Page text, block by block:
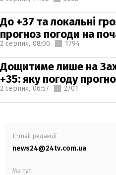
До +37 та локальні
прогноз погоди на
2 серпня, 08:00 1794
Дощитиме лише на
+35: яку погоду
2 серпня, 06:57 2701
E-mail редакції
news24@24tv.com.ua
Ми тут: